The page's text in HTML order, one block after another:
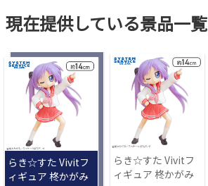
現在提供している景品一覧
らき☆すた Vivitフ
ィギュア 柊かがみ
らき☆すた Vivitフ
ィギュア 柊かがみ